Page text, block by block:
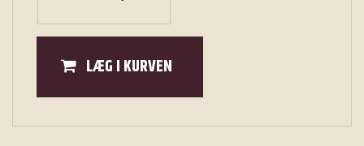
LÆG I KURVEN